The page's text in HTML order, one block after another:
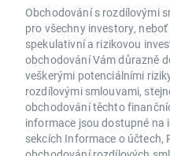
Obchodování s rozdílovými
pro všechny investory,
spekulativní a rizikovou
obchodování Vám důrazně
veškerými potenciálními
rozdílovými smlouvami,
obchodování těchto
informace jsou dostupné na
sekcích Informace o účtech,